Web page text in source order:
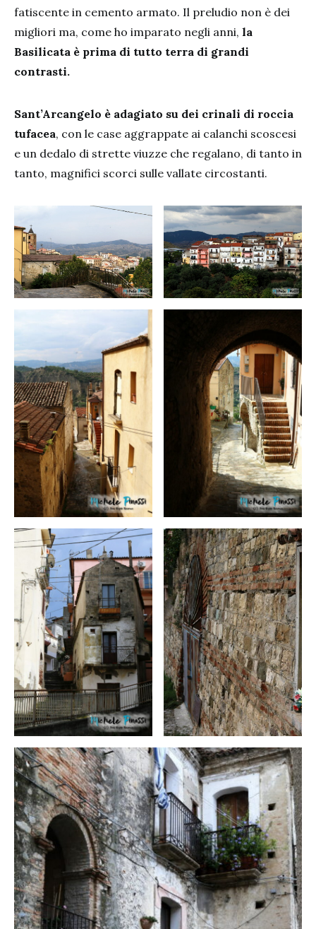
fatiscente in cemento armato. Il preludio non è dei
migliori ma, come ho imparato negli anni, la
Basilicata è prima di tutto terra di grandi
contrasti.
Sant’Arcangelo è adagiato su dei crinali di roccia
tufacea, con le case aggrappate ai calanchi scoscesi
e un dedalo di strette viuzze che regalano, di tanto in
tanto, magnifici scorci sulle vallate circostanti.